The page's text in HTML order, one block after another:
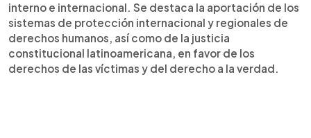
interno e internacional. Se destaca la aportación de los
sistemas de protección internacional y regionales de
derechos humanos, así como de la justicia
constitucional latinoamericana, en favor de los
derechos de las víctimas y del derecho a la verdad.